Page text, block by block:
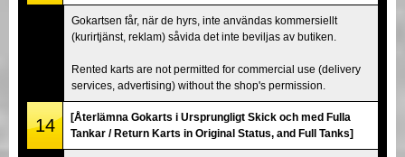
Gokartsen får, när de hyrs, inte användas kommersiellt
(kurirtjänst, reklam) såvida det inte beviljas av butiken.
Rented karts are not permitted for commercial use (delivery
services, advertising) without the shop's permission.
14
[Återlämna Gokarts i Ursprungligt Skick och med Fulla
Tankar / Return Karts in Original Status, and Full Tanks]